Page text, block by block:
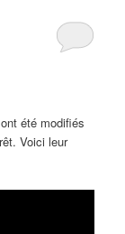
été modifiés
Voici leur